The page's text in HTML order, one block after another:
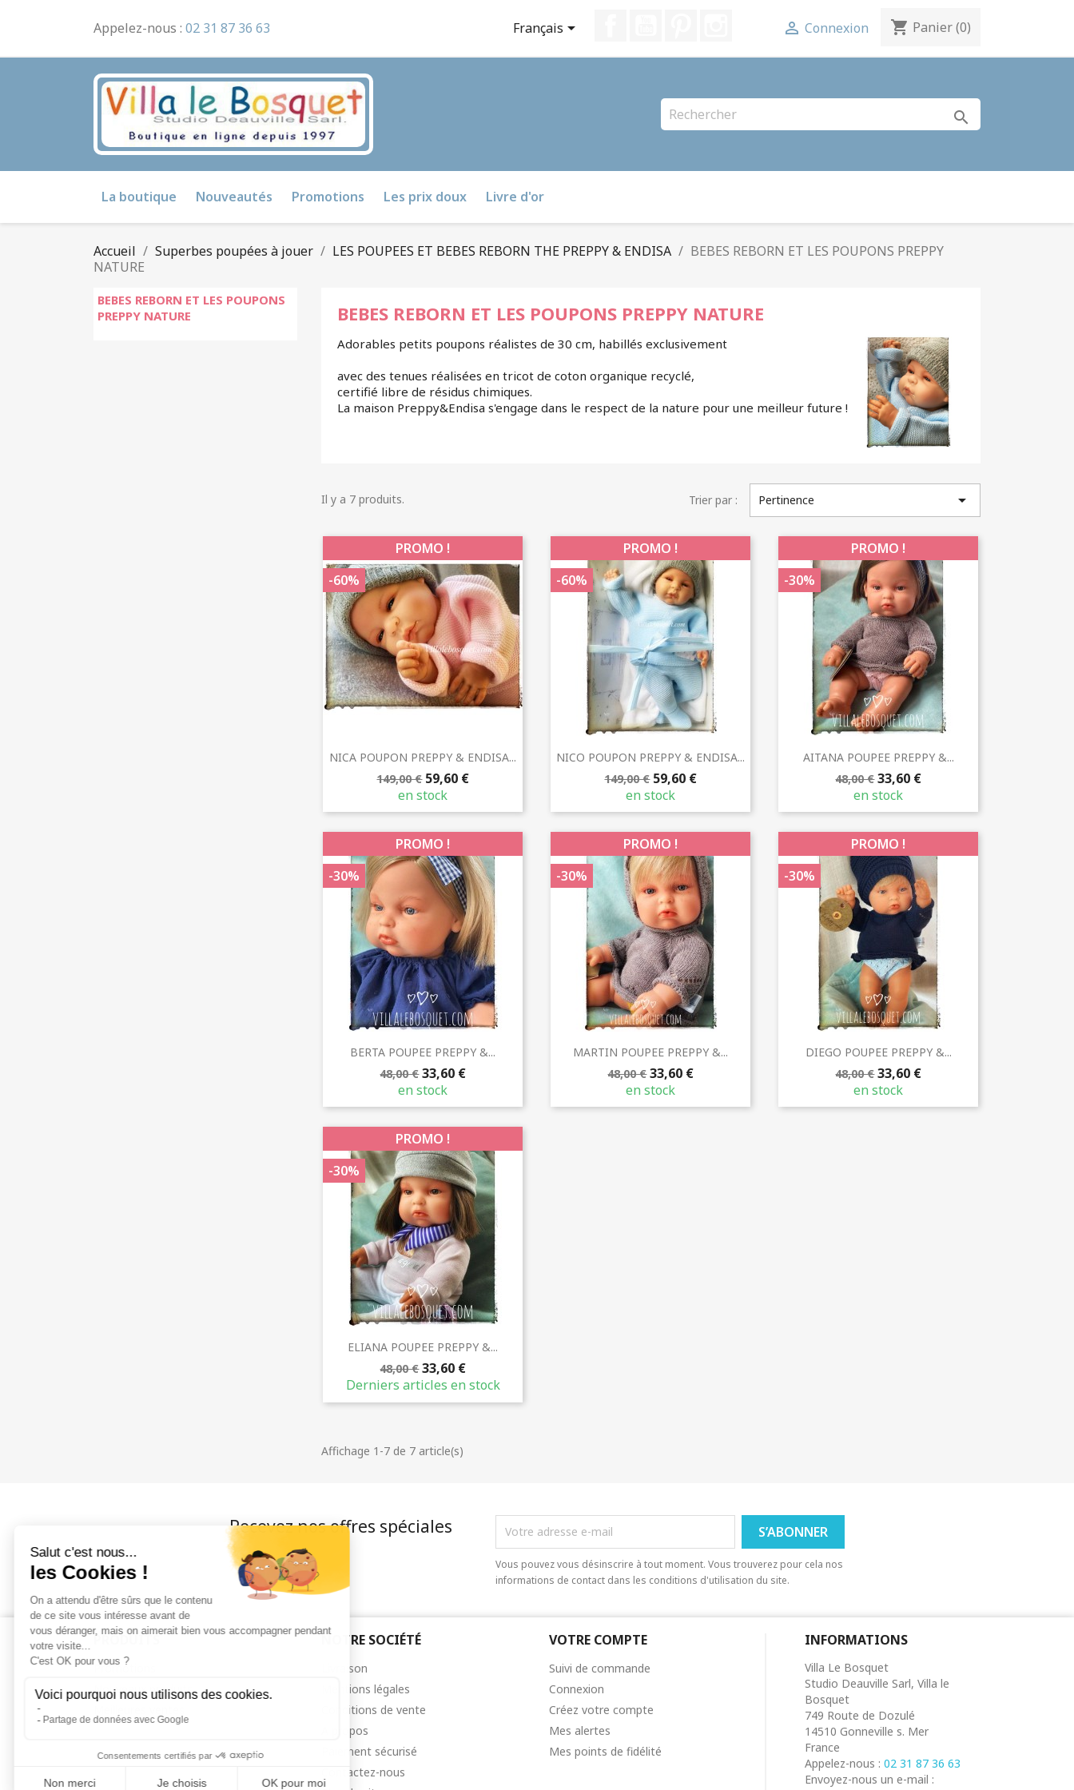
Appelez-nous : 02 31 87 36 63 Français
Instagram
 Connexion shopping_cart Panier(0)
search
La boutique Nouveautés Promotions Les prix doux Livre d'or
Accueil Superbes poupées à jouer LES POUPEES ET BEBES REBORN THE PREPPY & ENDISA
BEBES REBORN ET LES POUPONS PREPPY
NATURE
BEBES REBORN ET LES POUPONS
PREPPY NATURE
BEBES REBORN ET LES POUPONS PREPPY NATURE
Adorables petits poupons réalistes de 30 cm, habillés exclusivement
avec des tenues réalisées en tricot de coton organique recyclé,
certifié libre de résidus chimiques.
La maison Preppy&Endisa s'engage dans le respect de la nature pour une meilleur future !
Il y a 7 produits. Trier par : Pertinence 
Aperçu rapide
NICA POUPON PREPPY & ENDISA...
149,00 € 59,60 €
en stock
PROMO !
-60%
Aperçu rapide
NICO POUPON PREPPY & ENDISA...
149,00 € 59,60 €
en stock
PROMO !
-60%
 Aperçu rapide
AITANA POUPEE PREPPY &...
48,00 € 33,60 €
en stock
PROMO !
-30%
 Aperçu rapide
BERTA POUPEE PREPPY &...
48,00 € 33,60 €
en stock
PROMO !
-30%
Aperçu rapide
MARTIN POUPEE PREPPY &...
48,00 € 33,60 €
en stock
PROMO !
-30%
 Aperçu rapide
DIEGO POUPEE PREPPY &...
48,00 € 33,60 €
en stock
PROMO !
-30%
 Aperçu rapide
ELIANA POUPEE PREPPY &...
48,00 € 33,60 €
Derniers articles en stock
PROMO !
-30%
Affichage 1-7 de 7 article(s)
Recevez nos offres spéciales
Vous pouvez vous désinscrire à tout moment. Vous trouverez pour cela nos
informations de contact dans les conditions d'utilisation du site.
PRODUITS
Promotions
Nouveaux produits
NOTRE SOCIÉTÉ
Livraison
Mentions légales
Conditions de vente
A propos
Paiement sécurisé
Contactez-nous
VOTRE COMPTE
Suivi de commande
Connexion
Créez votre compte
Mes alertes
Mes points de fidélité
INFORMATIONS
Villa Le Bosquet
Studio Deauville Sarl, Villa le
Bosquet
749 Route de Dozulé
14510 Gonneville s. Mer
France
Appelez-nous : 02 31 87 36 63
Envoyez-nous un e-mail :